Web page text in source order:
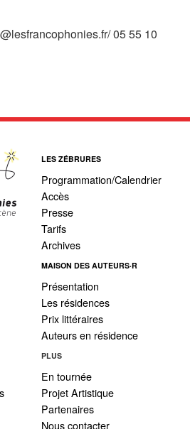
05 55 10
LES ZÉBRURES
Programmation/Calendrier
Accès
Presse
Tarifs
Archives
MAISON DES AUTEURS·R
Présentation
Les résidences
Prix littéraires
Auteurs en résidence
PLUS
En tournée
Projet Artistique
Partenaires
Nous contacter